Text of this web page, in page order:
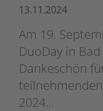
13.11.2024
Am 19.
DuoDay in
Dankeschön
2024…